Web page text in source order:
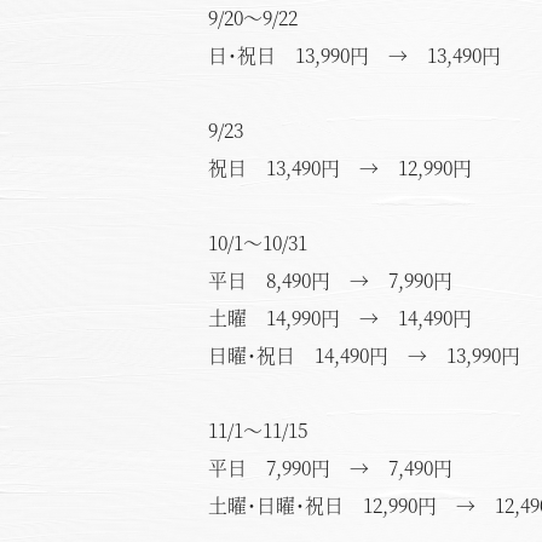
9/20～9/22
日･祝日 13,990円 → 13,490円
9/23
祝日 13,490円 → 12,990円
10/1～10/31
平日 8,490円 → 7,990円
土曜 14,990円 → 14,490円
日曜･祝日 14,490円 → 13,990円
11/1～11/15
平日 7,990円 → 7,490円
土曜･日曜･祝日 12,990円 →